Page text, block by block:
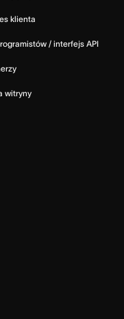
klienta
/ interfejs API
witryny